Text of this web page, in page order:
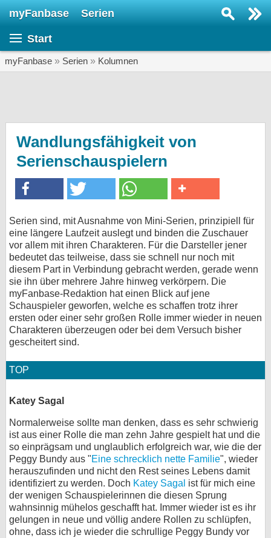
myFanbase Serien
Start
myFanbase » Serien » Kolumnen
Wandlungsfähigkeit von
Serienschauspielern
Serien sind, mit Ausnahme von Mini-Serien, prinzipiell für
eine längere Laufzeit auslegt und binden die Zuschauer
vor allem mit ihren Charakteren. Für die Darsteller jener
bedeutet das teilweise, dass sie schnell nur noch mit
diesem Part in Verbindung gebracht werden, gerade wenn
sie ihn über mehrere Jahre hinweg verkörpern. Die
myFanbase-Redaktion hat einen Blick auf jene
Schauspieler geworfen, welche es schaffen trotz ihrer
ersten oder einer sehr großen Rolle immer wieder in neuen
Charakteren überzeugen oder bei dem Versuch bisher
gescheitert sind.
TOP
Katey Sagal
Normalerweise sollte man denken, dass es sehr schwierig
ist aus einer Rolle die man zehn Jahre gespielt hat und die
so einprägsam und unglaublich erfolgreich war, wie die der
Peggy Bundy aus "Eine schrecklich nette Familie", wieder
herauszufinden und nicht den Rest seines Lebens damit
identifiziert zu werden. Doch Katey Sagal ist für mich eine
der wenigen Schauspielerinnen die diesen Sprung
wahnsinnig mühelos geschafft hat. Immer wieder ist es ihr
gelungen in neue und völlig andere Rollen zu schlüpfen,
ohne, dass ich je wieder die schrullige Peggy Bundy vor
SERIEN
Veranstaltungen
Specials
Gewinnspiele
Forum
bei X
bei Facebook
Nutzungsbedingungen
Cookie-Einstellungen
Impressum
Desktop-Ansicht
myFanbase